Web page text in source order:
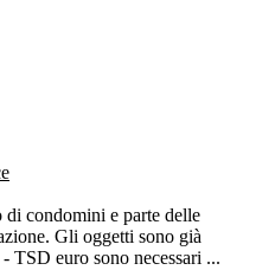
condomini e parte delle
Gli oggetti sono già
TSD euro sono necessari ...